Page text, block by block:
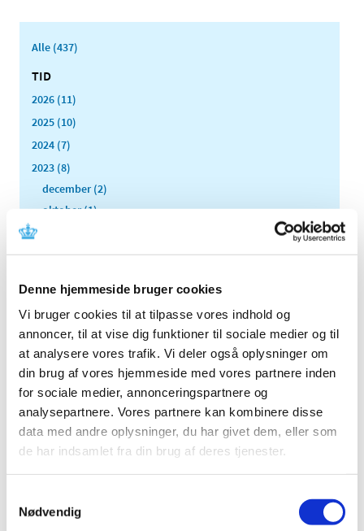
Denne hjemmeside bruger cookies
Vi bruger cookies til at tilpasse vores indhold og
annoncer, til at vise dig funktioner til sociale medier og til
at analysere vores trafik. Vi deler også oplysninger om
din brug af vores hjemmeside med vores partnere inden
for sociale medier, annonceringspartnere og
analysepartnere. Vores partnere kan kombinere disse
data med andre oplysninger, du har givet dem, eller som
de har indsamlet fra din brug af deres tjenester.
Nødvendig
Alle (437)
TID
2026 (11)
2025 (10)
2024 (7)
2023 (8)
december (2)
oktober (1)
august (2)
februar (1)
2022 (4)
2021 (24)
2020 (7)
2019 (39)
2018 (40)
2017 (31)
2016 (42)
2015 (30)
2013 (44)